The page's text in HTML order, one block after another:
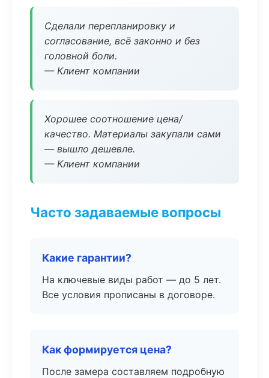
Сделали перепланировку и
согласование, всё законно и без
головной боли.
— Клиент компании
Хорошее соотношение цена/
качество. Материалы закупали сами
— вышло дешевле.
— Клиент компании
Часто задаваемые вопросы
Какие гарантии?
На ключевые виды работ — до 5 лет.
Все условия прописаны в договоре.
Как формируется цена?
После замера составляем подробную